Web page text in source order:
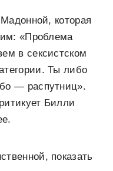
которая
«Проблема
в сексистском
Ты либо
— распутниц».
Билли
показать